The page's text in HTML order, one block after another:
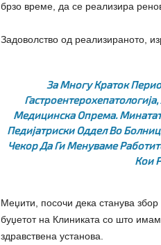
брзо време, да се реализира
Задоволство од реализираното,
За Многу Краток
Медицинска Опрема.
Педијатриски Оддел Во
Чекор Да Ги Менуваме
Кои
Меџити, посочи дека станува
буџетот на Клиниката со што
здравствена установа.